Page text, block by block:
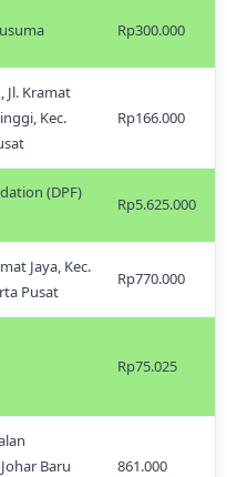
Rp300.000
Jl. Kramat
Kec.
Rp166.000
(DPF)
Rp5.625.000
Jaya, Kec.
Pusat
Rp770.000
Rp75.025
Baru
861.000